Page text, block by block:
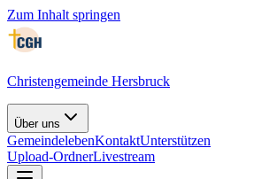
Zum Inhalt springen
Christengemeinde Hersbruck
Über uns
GemeindelebenKontaktUnterstützen
Upload-OrdnerLivestream